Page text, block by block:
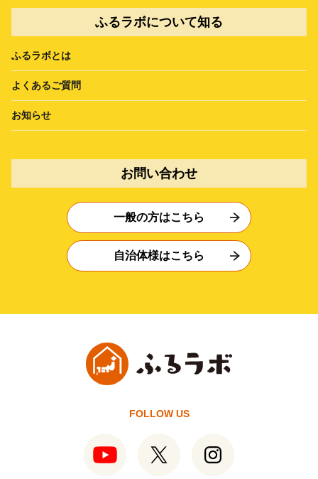
ふるラボについて知る
ふるラボとは
よくあるご質問
お知らせ
お問い合わせ
一般の方はこちら
自治体様はこちら
FOLLOW US